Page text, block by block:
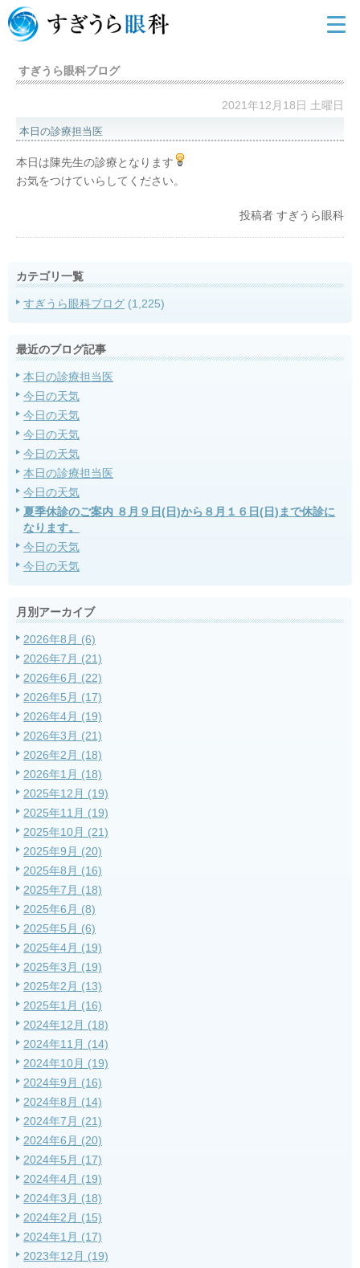
すぎうら眼科ブログ
2021年12月18日 土曜日
本日の診療担当医
本日は陳先生の診療となります
お気をつけていらしてください。
投稿者 すぎうら眼科
カテゴリ一覧
すぎうら眼科ブログ (1,225)
最近のブログ記事
本日の診療担当医
今日の天気
今日の天気
今日の天気
今日の天気
本日の診療担当医
今日の天気
夏季休診のご案内 ８月９日(日)から８月１６日(日)まで休診に
なります。
今日の天気
今日の天気
月別アーカイブ
2026年8月 (6)
2026年7月 (21)
2026年6月 (22)
2026年5月 (17)
2026年4月 (19)
2026年3月 (21)
2026年2月 (18)
2026年1月 (18)
2025年12月 (19)
2025年11月 (19)
2025年10月 (21)
2025年9月 (20)
2025年8月 (16)
2025年7月 (18)
2025年6月 (8)
2025年5月 (6)
2025年4月 (19)
2025年3月 (19)
2025年2月 (13)
2025年1月 (16)
2024年12月 (18)
2024年11月 (14)
2024年10月 (19)
2024年9月 (16)
2024年8月 (14)
2024年7月 (21)
2024年6月 (20)
2024年5月 (17)
2024年4月 (19)
2024年3月 (18)
2024年2月 (15)
2024年1月 (17)
2023年12月 (19)